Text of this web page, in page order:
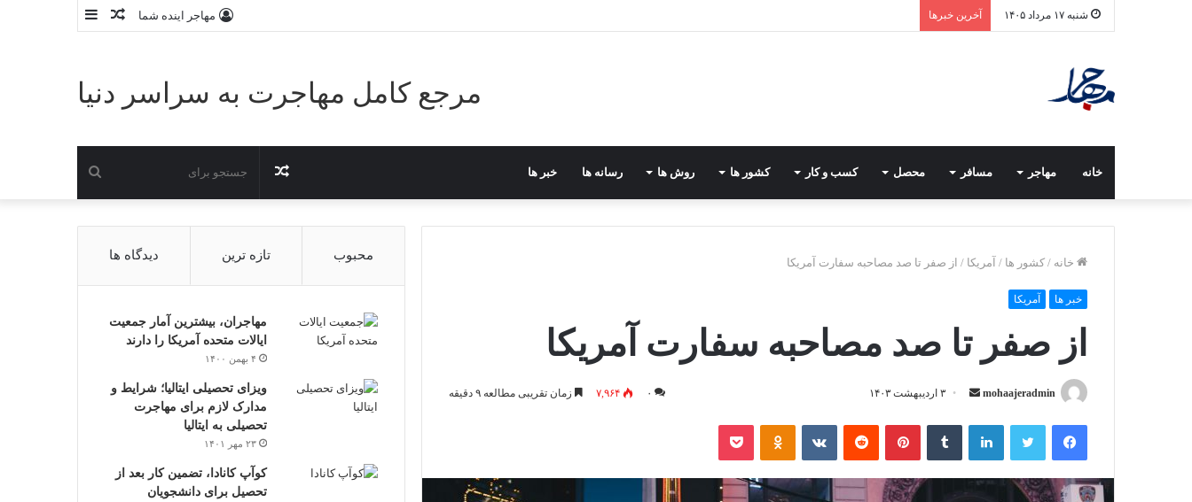
شنبه ۱۷ مرداد ۱۴۰۵ آخرین خبرها نوشته مهاجر اینده شما
مرجع کامل مهاجرت به سراسر دنیا
خانه مهاجر مسافر محصل کسب و کار کشور ها روش ها رسانه ها خبر ها
برای
نوشته
تصادفی
خانه / کشور ها / آمریکا / از صفر تا صد مصاحبه سفارت آمریکا
خبر ها آمریکا
از صفر تا صد مصاحبه سفارت آمریکا
mohaajeradmin
ا
ل
۳ اردیبهشت ۱۴۰۳ ۰ ۷,۹۶۴ زمان تقریبی مطالعه ۹ دقیقه
فیسبوک لینکداین پینتریست
محبوب تازه ترین دیدگاه ها
مهاجران، بیشترین آمار جمعیت
ایالات متحده آمریکا را دارند
۴ بهمن ۱۴۰۰
ویزای تحصیلی ایتالیا؛ شرایط و
مدارک لازم برای مهاجرت
تحصیلی به ایتالیا
۲۳ مهر ۱۴۰۱
کوآپ کانادا، تضمین کار بعد از
تحصیل برای دانشجویان